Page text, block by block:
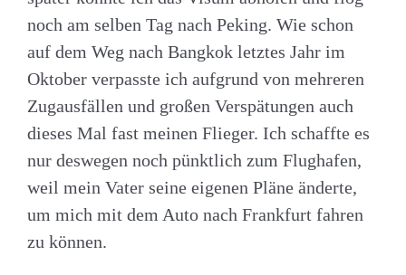
noch am selben Tag nach Peking. Wie schon
auf dem Weg nach Bangkok letztes Jahr im
Oktober verpasste ich aufgrund von mehreren
Zugausfällen und großen Verspätungen auch
dieses Mal fast meinen Flieger. Ich schaffte es
nur deswegen noch pünktlich zum Flughafen,
weil mein Vater seine eigenen Pläne änderte,
um mich mit dem Auto nach Frankfurt fahren
zu können.